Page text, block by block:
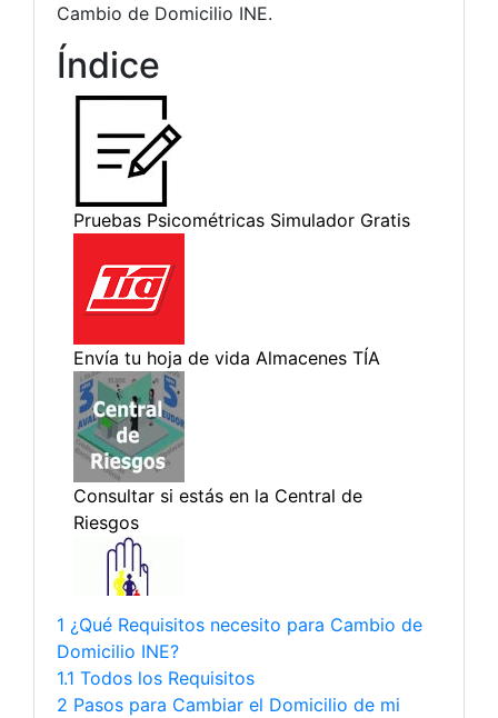
Cambio de Domicilio INE.
Índice
1 ¿Qué Requisitos necesito para Cambio de
Domicilio INE?
1.1 Todos los Requisitos
2 Pasos para Cambiar el Domicilio de mi